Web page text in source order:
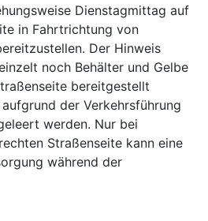
Dienstagmittag auf
in Fahrtrichtung von
Der Hinweis
noch Behälter und Gelbe
bereitgestellt
der Verkehrsführung
werden. Nur bei
Straßenseite kann eine
während der